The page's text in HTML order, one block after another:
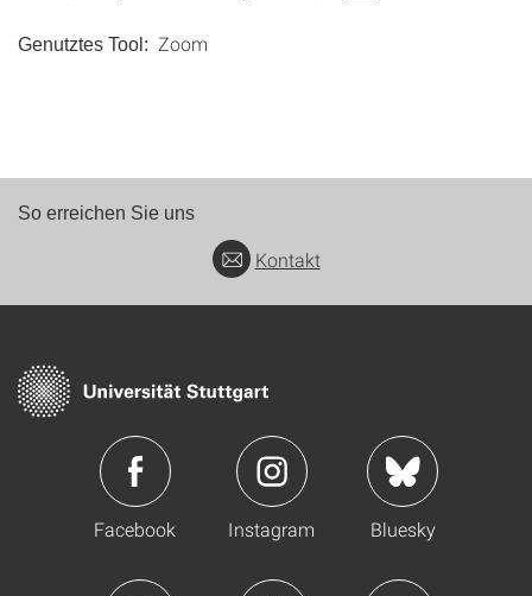
Genutztes Tool: Zoom
So erreichen Sie uns
Kontakt
Facebook Instagram Bluesky